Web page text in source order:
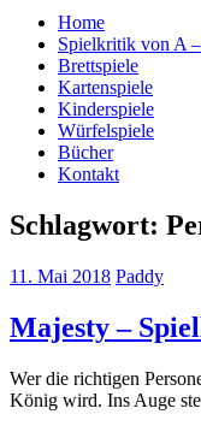
Home
Spielkritik von A
Brettspiele
Kartenspiele
Kinderspiele
Würfelspiele
Bücher
Kontakt
Schlagwort:
11. Mai 2018 Paddy
Majesty –
Wer die richtigen
König wird. Ins Auge